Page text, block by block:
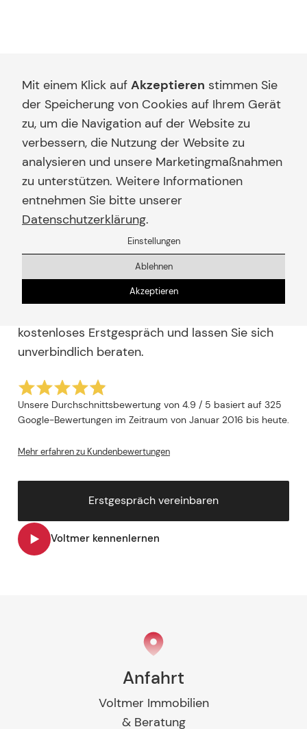
Mit einem Klick auf Akzeptieren stimmen Sie
der Speicherung von Cookies auf Ihrem Gerät
zu, um die Navigation auf der Website zu
verbessern, die Nutzung der Website zu
analysieren und unsere Marketingmaßnahmen
zu unterstützen. Weitere Informationen
entnehmen Sie bitte unserer
Datenschutzerklärung.
Einstellungen
Ablehnen
Akzeptieren
Immobilienmakler Saarland
Voltmer
Immobilien & Beratung
Ihr Immobilienmakler
im Saarland
Voltmer Immobilien ist Ihr kompetenter
Immobilienmakler im Saarland. Wir sind Ihr
Fachmann für Immobilienverkauf,
Immobilienbewertung, Vermietung und
kostenloses Erstgespräch und lassen Sie sich
unverbindlich beraten.
Unsere Durchschnittsbewertung von 4.9 / 5 basiert auf 325
Google-Bewertungen im Zeitraum von Januar 2016 bis heute.
Mehr erfahren zu Kundenbewertungen
Erstgespräch vereinbaren
Voltmer kennenlernen
Anfahrt
Voltmer Immobilien
& Beratung